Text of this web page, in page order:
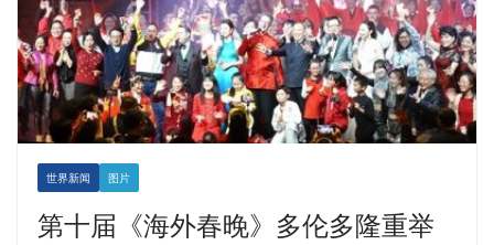
世界新闻 图片
第十届《海外春晚》多伦多隆重举